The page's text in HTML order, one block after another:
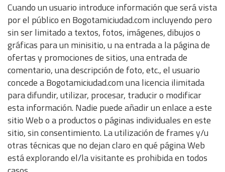
Cuando un usuario introduce información que será vista
por el público en Bogotamiciudad.com incluyendo pero
sin ser limitado a textos, fotos, imágenes, dibujos o
gráficas para un minisitio, u na entrada a la página de
ofertas y promociones de sitios, una entrada de
comentario, una descripción de foto, etc., el usuario
concede a Bogotamiciudad.com una licencia ilimitada
para difundir, utilizar, procesar, traducir o modificar
esta información. Nadie puede añadir un enlace a este
sitio Web o a productos o páginas individuales en este
sitio, sin consentimiento. La utilización de frames y/u
otras técnicas que no dejan claro en qué página Web
está explorando el/la visitante es prohibida en todos